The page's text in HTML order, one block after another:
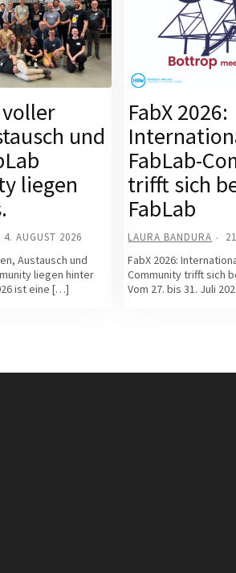
voller
und
liegen
4. AUGUST 2026
Austausch und
liegen hinter
ist eine […]
FabX 2026:
FabLab-
trifft sich
FabLab
LAURA BANDURA
FabX 2026:
Community trifft sich
Vom 27. bis 31. Juli